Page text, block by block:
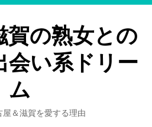
賀の熟女との
会い系ドリー
ム
屋＆滋賀を愛する理由